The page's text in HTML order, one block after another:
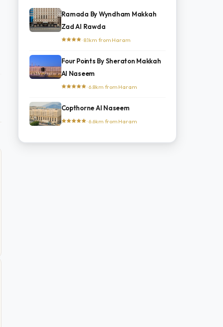
Ramada By Wyndham Makkah
Zad Al Rawda
· 8.1km from Haram
Four Points By Sheraton Makkah
Al Naseem
· 6.8km from Haram
Copthorne Al Naseem
· 6.6km from Haram